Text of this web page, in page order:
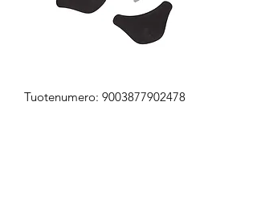
Tuotenumero: 9003877902478